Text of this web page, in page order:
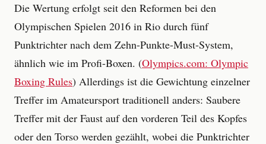
Die Wertung erfolgt seit den Reformen bei den
Olympischen Spielen 2016 in Rio durch fünf
Punktrichter nach dem Zehn-Punkte-Must-System,
ähnlich wie im Profi-Boxen. (Olympics.com: Olympic
Boxing Rules) Allerdings ist die Gewichtung einzelner
Treffer im Amateursport traditionell anders: Saubere
Treffer mit der Faust auf den vorderen Teil des Kopfes
oder den Torso werden gezählt, wobei die Punktrichter